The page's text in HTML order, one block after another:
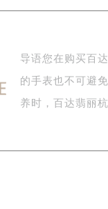
导语您在购买百
的手表也不可避
养时，百达翡丽